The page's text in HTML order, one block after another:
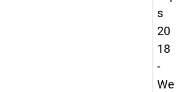
s
20
18
-
We